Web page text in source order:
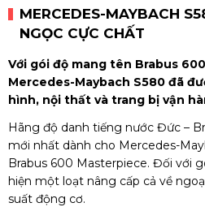
MERCEDES-MAYBACH
NGỌC CỰC CHẤT
Với gói độ mang tên Brabus
Mercedes-Maybach S580 đã
hình, nội thất và trang bị vận
Hãng độ danh tiếng nước Đức –
mới nhất dành cho Mercedes-
Brabus 600 Masterpiece. Đối với
hiện một loạt nâng cấp cả về
suất động cơ.